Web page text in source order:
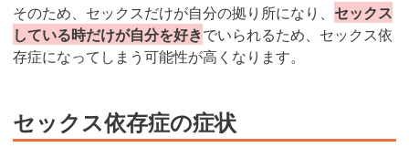
そのため、セックスだけが自分の拠り所になり、 セックス
している時だけが自分を好きでいられるため、セックス依
存症になってしまう可能性が高くなります。
セックス依存症の症状